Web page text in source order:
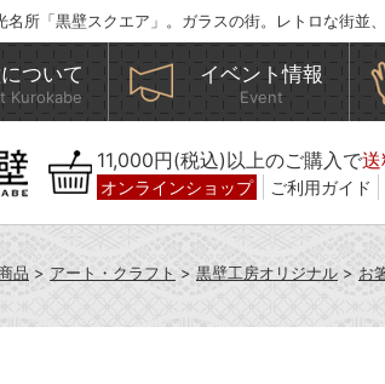
名所「黒壁スクエア」。ガラスの街。レトロな街並
ついて
Kurokabe
イベント情報
Event
11,000円(税込)以上のご購入で
オンラインショップ ご利用ガイド
品 > アート・クラフト > 黒壁工房オリジナル > お